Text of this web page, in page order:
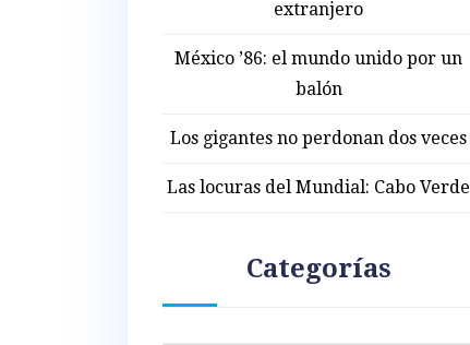
extranjero
México ’86: el mundo unido por un
balón
Los gigantes no perdonan dos veces
Las locuras del Mundial: Cabo Verde
Categorías